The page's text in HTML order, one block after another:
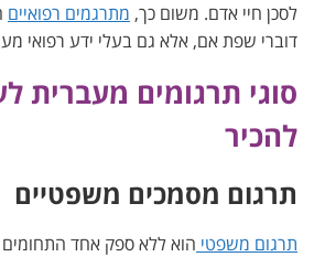
לסכן חיי אדם. משום כך, מתרגמים רפואיים
דוברי שפת אם, אלא גם בעלי ידע רפואי
סוגי תרגומים מעברית
להכיר
תרגום מסמכים משפטיים
תרגום משפטי הוא ללא ספק אחד התחומים